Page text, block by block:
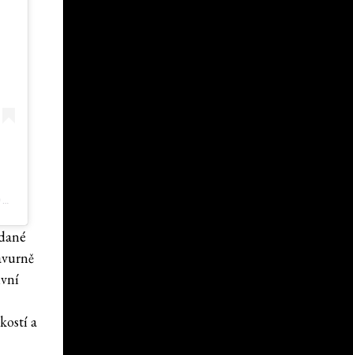
PRÍSPEVOK, KTORÝ ZDIEĽA M I S S S O H E E (@MISS_SOHEE)
a